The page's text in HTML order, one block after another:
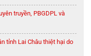
truyền, PBGDPL và
tỉnh Lai Châu thiệt hại do